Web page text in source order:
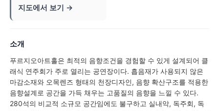
지도에서 보기 →
소개
푸르지오아트홀은 최적의 음향조건을 경험할 수 있게 설계되어 클
래식 연주회가 주로 열리는 공연장이다. 흡음재가 사용되지 않은
마감소재와 오목렌즈 형태의 천장디자인, 음향 확산구조를 적용한
음향설계로 공간을 가득 채우는 고품질의 음향을 느낄 수 있다.
280석의 비교적 소규모 공간임에도 불구하고 실내악, 독주회, 독